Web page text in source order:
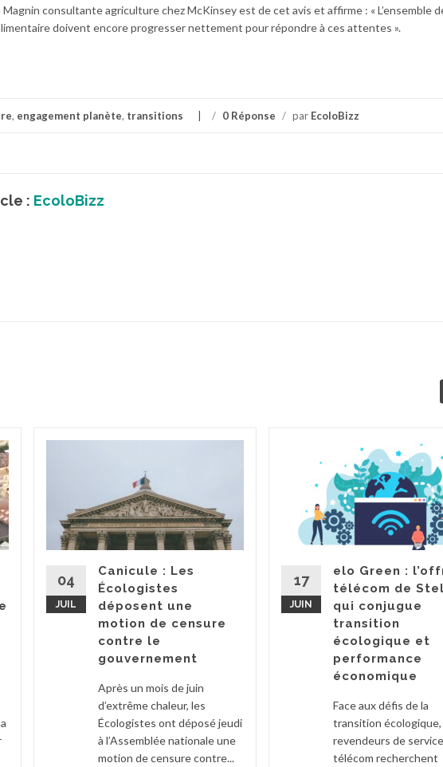
Magnin consultante agriculture chez McKinsey est de cet avis et affirme : « L’ensemble
doivent encore progresser nettement pour répondre à ces attentes ».
, engagement planète, transitions / 0 Réponse / par EcoloBizz
: EcoloBizz
04
JUIL
Canicule : Les
Écologistes
déposent une
motion de censure
contre le
gouvernement
Après un mois de juin
d’extrême chaleur, les
Écologistes ont déposé jeudi
à l’Assemblée nationale une
motion de censure contre...
17
JUIN
elo Green :
télécom de
qui conjugue
transition
écologique et
performance
économique
Face aux défis de la
transition écologique,
revendeurs de
télécom recherchent